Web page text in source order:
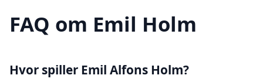
FAQ om Emil Holm
Hvor spiller Emil Alfons Holm?